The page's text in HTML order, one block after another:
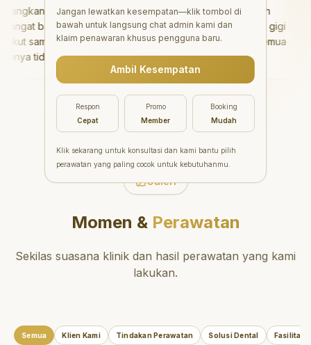
baik
sama
tidak
"Aesthetic Pondok Indah
menawarkan perawatan gigi
yang luar biasa untuk semua
orang. Dokter giginya
profesional, ramah, dan
meluangkan waktu untuk
mengedukasi pasien tentang
kesehatan gigi dan mulut
yang baik. Klinik ini terletak di
daerah yang strategis,
sehingga nyaman untuk
direkomendasikan untuk
dan berkualitas!"
Galeri
Momen &Perawatan
Sekilas suasana klinik dan hasil perawatan yang kami
lakukan.
Semua Klien Kami Tindakan Perawatan Solusi Dental Fasilitas
Jangan lewatkan kesempatan—klik tombol di
bawah untuk langsung chat admin kami dan
klaim penawaran khusus pengguna baru.
Ambil Kesempatan
Respon
Cepat
Promo
Member
Booking
Mudah
Klik sekarang untuk konsultasi dan kami bantu pilih
perawatan yang paling cocok untuk kebutuhanmu.